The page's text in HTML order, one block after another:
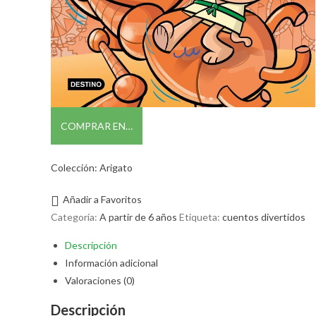
COMPRAR EN…
Colección: Arigato
Añadir a Favoritos
Categoría: A partir de 6 años Etiqueta: cuentos divertidos
Descripción
Información adicional
Valoraciones (0)
Descripción